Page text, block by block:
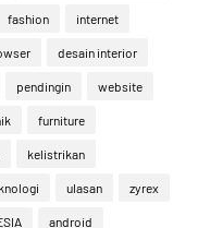
fashion internet
desain interior
pendingin website
furniture
kelistrikan
ulasan zyrex
android